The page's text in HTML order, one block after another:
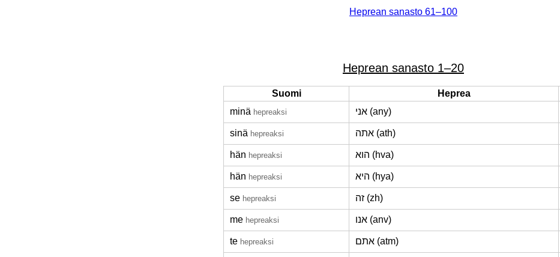
Heprean sanasto 61–100
Heprean sanasto 1–20
Suomi
Heprea
minä hepreaksi אני (any)
sinä hepreaksi אתה (ath)
hän hepreaksi הוא (hva)
hän hepreaksi היא (hya)
se hepreaksi זה (zh)
me hepreaksi אנו (anv)
te hepreaksi אתם (atm)